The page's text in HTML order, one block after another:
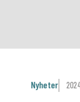
Nyheter